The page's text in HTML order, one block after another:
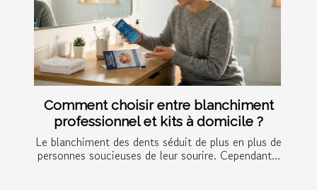
Comment choisir entre blanchiment
professionnel et kits à domicile ?
Le blanchiment des dents séduit de plus en plus de
personnes soucieuses de leur sourire. Cependant...